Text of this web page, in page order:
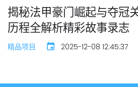
揭秘法甲豪门崛起与夺冠
历程全解析精彩故事录志
精品项目 2025-12-08 12:45:37